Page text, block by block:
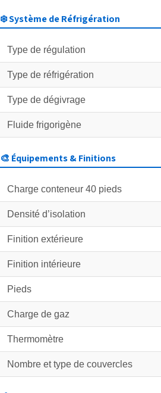
❄️ Système de Réfrigération
Type de régulation
Type de réfrigération
Type de dégivrage
Fluide frigorigène
🎨 Équipements & Finitions
Charge conteneur 40 pieds
Densité d’isolation
Finition extérieure
Finition intérieure
Pieds
Charge de gaz
Thermomètre
Nombre et type de couvercles